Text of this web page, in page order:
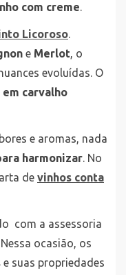
com creme.
Licoroso.
e Merlot, o
evoluídas. O
em carvalho
e aromas, nada
harmonizar. No
de vinhos conta
com a assessoria
Nessa ocasião, os
e suas propriedades